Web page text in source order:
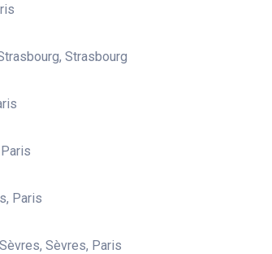
Strasbourg
Paris
Sèvres, Paris